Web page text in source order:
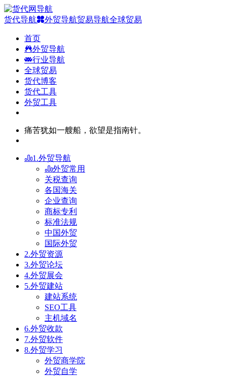
货代导航 外贸导航贸易导航全球贸易
首页
外贸导航
行业导航
全球贸易
货代博客
货代工具
外贸工具
痛苦犹如一艘船，欲望是指南针。
1.外贸导航
外贸常用
关税查询
各国海关
企业查询
商标专利
标准法规
中国外贸
国际外贸
2.外贸资源
3.外贸论坛
4.外贸展会
5.外贸建站
建站系统
SEO工具
主机域名
6.外贸收款
7.外贸软件
8.外贸学习
外贸商学院
外贸自学